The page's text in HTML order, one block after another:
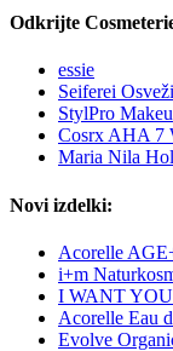
Odkrijte
essie
Seiferei
StylPro
Cosrx AHA 7
Maria Nila
Novi izdelki:
Acorelle
i+m
I WANT
Acorelle Eau
Evolve